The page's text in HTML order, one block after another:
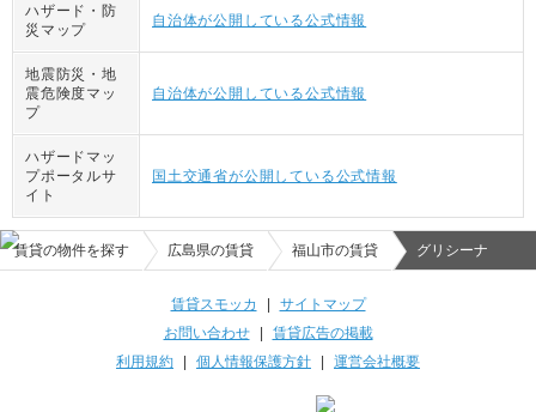
ハザード・防
災マップ
自治体が公開している公式情報
地震防災・地
震危険度マッ
プ
自治体が公開している公式情報
ハザードマッ
プポータルサ
イト
国土交通省が公開している公式情報
賃貸の物件を探す 広島県の賃貸 福山市の賃貸 グリシーナ
賃貸スモッカ | サイトマップ
お問い合わせ| 賃貸広告の掲載
利用規約 | 個人情報保護方針 | 運営会社概要